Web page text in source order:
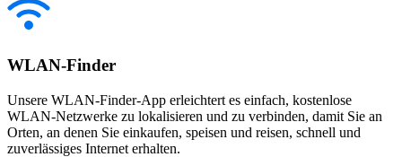
WLAN-Finder
Unsere WLAN-Finder-App erleichtert es einfach, kostenlose
WLAN-Netzwerke zu lokalisieren und zu verbinden, damit Sie an
Orten, an denen Sie einkaufen, speisen und reisen, schnell und
zuverlässiges Internet erhalten.